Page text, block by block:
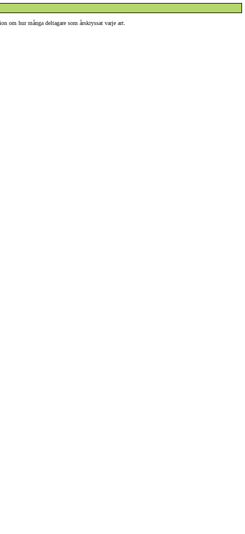
om hur många deltagare som årskryssat varje art.